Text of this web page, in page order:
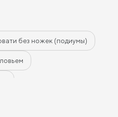
без ножек (подиумы)